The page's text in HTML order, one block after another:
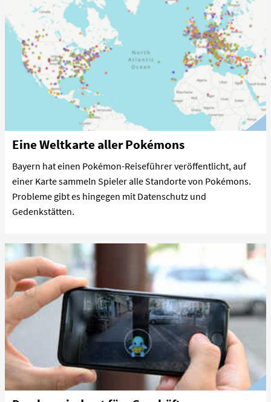
Eine Weltkarte aller Pokémons
Bayern hat einen Pokémon-Reiseführer veröffentlicht, auf
einer Karte sammeln Spieler alle Standorte von Pokémons.
Probleme gibt es hingegen mit Datenschutz und
Gedenkstätten.